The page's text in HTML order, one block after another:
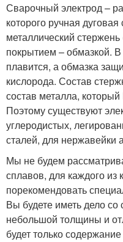
Сварочный электрод –
которого ручная
металлический
покрытием – обмазкой.
плавится, а обмазка
кислорода. Состав
состав металла,
Поэтому существуют
углеродистых,
сталей, для нержавейки
Мы не будем
сплавов, для каждого
порекомендовать
Вы будете иметь дело со
небольшой толщины и
будет только